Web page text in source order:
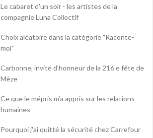
Le cabaret d'un soir - les artistes de la
compagnie Luna Collectif
Choix aléatoire dans la catégorie "Raconte-
moi"
Carbonne, invité d'honneur de la 216 e fête de
Mèze
Ce que le mépris m’a appris sur les relations
humaines
Pourquoi j'ai quitté la sécurité chez Carrefour